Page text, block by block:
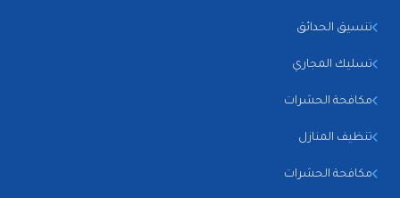
تنسيق الحدائق
تسليك المجاري
مكافحة الحشرات
تنظيف المنازل
مكافحة الحشرات